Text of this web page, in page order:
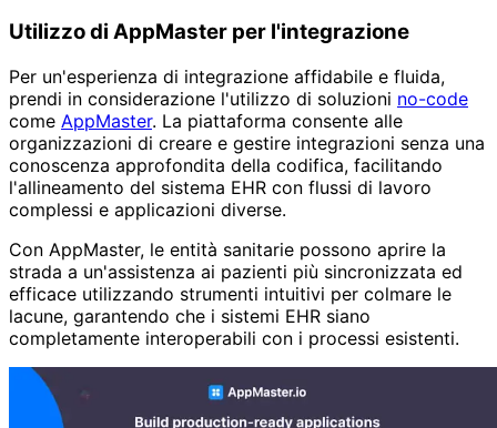
Utilizzo di AppMaster per l'integrazione
Per un'esperienza di integrazione affidabile e fluida,
prendi in considerazione l'utilizzo di soluzioni no-code
come AppMaster. La piattaforma consente alle
organizzazioni di creare e gestire integrazioni senza una
conoscenza approfondita della codifica, facilitando
l'allineamento del sistema EHR con flussi di lavoro
complessi e applicazioni diverse.
Con AppMaster, le entità sanitarie possono aprire la
strada a un'assistenza ai pazienti più sincronizzata ed
efficace utilizzando strumenti intuitivi per colmare le
lacune, garantendo che i sistemi EHR siano
completamente interoperabili con i processi esistenti.